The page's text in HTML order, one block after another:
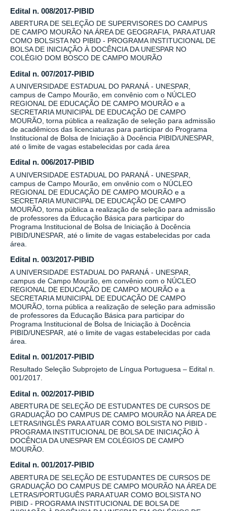
Edital n. 008/2017-PIBID
ABERTURA DE SELEÇÃO DE SUPERVISORES DO CAMPUS
DE CAMPO MOURÃO NA ÁREA DE GEOGRAFIA, PARA ATUAR
COMO BOLSISTA NO PIBID - PROGRAMA INSTITUCIONAL DE
BOLSA DE INICIAÇÃO À DOCÊNCIA DA UNESPAR NO
COLÉGIO DOM BOSCO DE CAMPO MOURÃO
Edital n. 007/2017-PIBID
A UNIVERSIDADE ESTADUAL DO PARANÁ - UNESPAR,
campus de Campo Mourão, em convênio com o NÚCLEO
REGIONAL DE EDUCAÇÃO DE CAMPO MOURÃO e a
SECRETARIA MUNICIPAL DE EDUCAÇÃO DE CAMPO
MOURÃO, torna pública a realização de seleção para admissão
de acadêmicos das licenciaturas para participar do Programa
Institucional de Bolsa de Iniciação à Docência PIBID/UNESPAR,
até o limite de vagas estabelecidas por cada área
Edital n. 006/2017-PIBID
A UNIVERSIDADE ESTADUAL DO PARANÁ - UNESPAR,
campus de Campo Mourão, em onvênio com o NÚCLEO
REGIONAL DE EDUCAÇÃO DE CAMPO MOURÃO e a
SECRETARIA MUNICIPAL DE EDUCAÇÃO DE CAMPO
MOURÃO, torna pública a realização de seleção para admissão
de professores da Educação Básica para participar do
Programa Institucional de Bolsa de Iniciação à Docência
PIBID/UNESPAR, até o limite de vagas estabelecidas por cada
área.
Edital n. 003/2017-PIBID
A UNIVERSIDADE ESTADUAL DO PARANÁ - UNESPAR,
campus de Campo Mourão, em convênio com o NÚCLEO
REGIONAL DE EDUCAÇÃO DE CAMPO MOURÃO e a
SECRETARIA MUNICIPAL DE EDUCAÇÃO DE CAMPO
MOURÃO, torna pública a realização de seleção para admissão
de professores da Educação Básica para participar do
Programa Institucional de Bolsa de Iniciação à Docência
PIBID/UNESPAR, até o limite de vagas estabelecidas por cada
área.
Edital n. 001/2017-PIBID
Resultado Seleção Subprojeto de Língua Portuguesa – Edital n.
001/2017.
Edital n. 002/2017-PIBID
ABERTURA DE SELEÇÃO DE ESTUDANTES DE CURSOS DE
GRADUAÇÃO DO CAMPUS DE CAMPO MOURÃO NA ÁREA DE
LETRAS/INGLÊS PARA ATUAR COMO BOLSISTA NO PIBID -
PROGRAMA INSTITUCIONAL DE BOLSA DE INICIAÇÃO À
DOCÊNCIA DA UNESPAR EM COLÉGIOS DE CAMPO
MOURÃO.
Edital n. 001/2017-PIBID
ABERTURA DE SELEÇÃO DE ESTUDANTES DE CURSOS DE
GRADUAÇÃO DO CAMPUS DE CAMPO MOURÃO NA ÁREA DE
LETRAS/PORTUGUÊS PARA ATUAR COMO BOLSISTA NO
PIBID - PROGRAMA INSTITUCIONAL DE BOLSA DE